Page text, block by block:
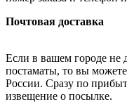
Почтовая доставка
Если в вашем городе не
постаматы, то вы можете
России. Сразу по
извещение о посылке.